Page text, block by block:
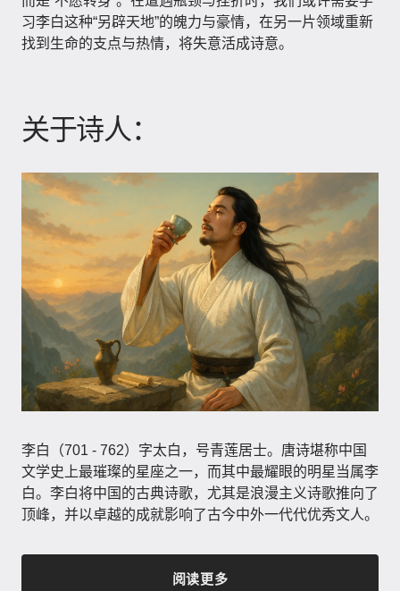
习李白这种“另辟天地”的魄力与豪情，在另一片领域重新
找到生命的支点与热情，将失意活成诗意。
关于诗人：
李白（701 - 762）字太白，号青莲居士。唐诗堪称中国
文学史上最璀璨的星座之一，而其中最耀眼的明星当属李
白。李白将中国的古典诗歌，尤其是浪漫主义诗歌推向了
顶峰，并以卓越的成就影响了古今中外一代代优秀文人。
阅读更多